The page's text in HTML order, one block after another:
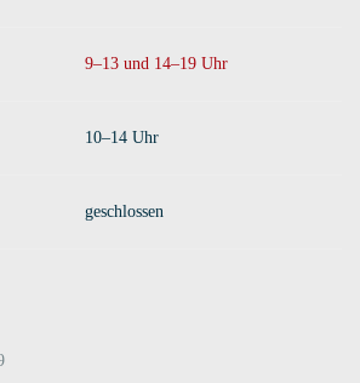
9–13 und 14–19 Uhr
10–14 Uhr
geschlossen